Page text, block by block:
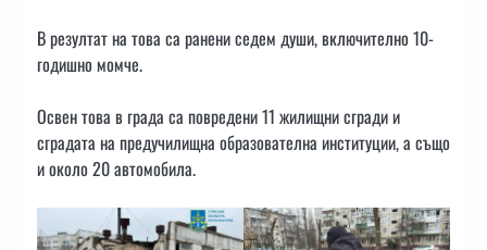
В резултат на това са ранени седем души, включително 10-
годишно момче.
Освен това в града са повредени 11 жилищни сгради и
сградата на предучилищна образователна институции, а също
и около 20 автомобила.